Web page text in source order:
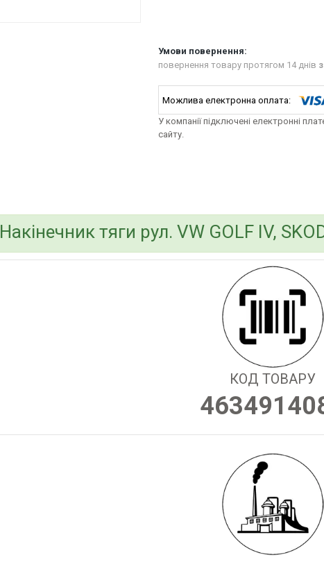
повернення товару протягом 14 днів
У компанії підключені електронні
сайту.
Накінечник тяги рул. VW GOLF IV,
КОД ТОВАРУ